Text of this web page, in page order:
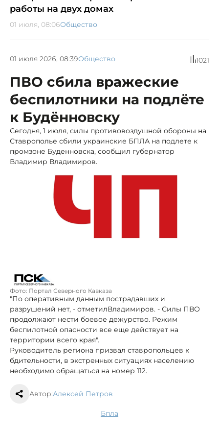
работы на двух домах
01 июля, 08:06Общество
01 июля 2026, 08:39Общество 1021
ПВО сбила вражеские
беспилотники на подлёте
к Будённовску
Сегодня, 1 июля, силы противовоздушной обороны на
Ставрополье сбили украинские БПЛА на подлете к
промзоне Буденновска, сообщил губернатор
Владимир Владимиров.
Фото: Портал Северного Кавказа
"По оперативным данным пострадавших и
разрушений нет, - отметилВладимиров. - Силы ПВО
продолжают нести боевое дежурство. Режим
беспилотной опасности все еще действует на
территории всего края".
Руководитель региона призвал ставропольцев к
бдительности, в экстренных ситуациях населению
необходимо обращаться на номер 112.
Автор:Алексей Петров
бпла